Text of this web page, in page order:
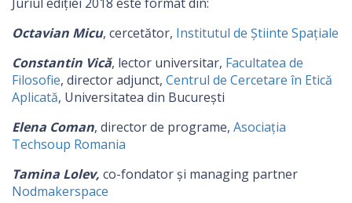
Octavian Micu, cercetător, Institutul de Știinte Spațiale
Constantin Vică, lector universitar, Facultatea de
Filosofie, director adjunct, Centrul de Cercetare în Etică
Aplicată, Universitatea din București
Elena Coman, director de programe, Asociația
Techsoup Romania
Tamina Lolev, co-fondator și managing partner
Nodmakerspace